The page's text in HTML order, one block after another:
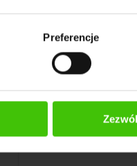
Preferencje